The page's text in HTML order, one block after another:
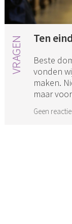
Ten
Beste
vonden
maken.
maar
Geen